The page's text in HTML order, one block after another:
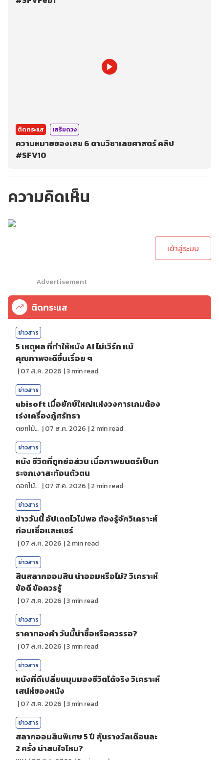
ติดกระแส เสริมดวง
ความหมายของเลข 6 ตามวิชาเลขศาสตร์ คลิป
#SFV10
ความคิดเห็น
เข้าสู่ระบบ
Advertisement
ติดกระแส
ข่าวสาร
5 เหตุผล ที่ทำให้หนัง AI ไม่เวิร์ก แม้
คุณภาพจะดีขึ้นเรื่อย ๆ
|07 ส.ค. 2026 |3min read
ข่าวสาร
ubisoft เมื่อยักษ์ใหญ่แห่งวงการเกมต้อง
เร่งเครื่องกู้ศรัทธา
ดอกไม้กับสายน้ำ |07 ส.ค. 2026 |2 min read
ข่าวสาร
หนัง ชีวิตที่ถูกย่อส่วน เมื่อภาพยนตร์เป็นก
ระจกเงาสะท้อนตัวตน
ดอกไม้กับสายน้ำ |07 ส.ค. 2026 |2 min read
ข่าวสาร
ข่าววันนี้ อัปเดตไวไม่พอ ต้องรู้จักวิเคราะห์
ก่อนเชื่อและแชร์
|07 ส.ค. 2026 |2 min read
ข่าวสาร
สินสลากออมสิน น่าออมหรือไม่? วิเคราะห์
ข้อดี ข้อควรรู้
|07 ส.ค. 2026 |3min read
ข่าวสาร
ราคาทองคํา วันนี้น่าซื้อหรือควรรอ?
|07 ส.ค. 2026 |3min read
ข่าวสาร
หนังที่ดีเปลี่ยนมุมมองชีวิตได้จริง วิเคราะห์
เสน่ห์ของหนัง
|07 ส.ค. 2026 |3min read
ข่าวสาร
สลากออมสินพิเศษ 5 ปี ลุ้นรางวัลเดือนละ
2 ครั้ง น่าสนใจไหม?